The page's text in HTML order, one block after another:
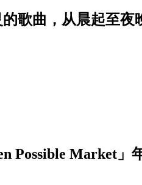
歌曲，从晨起至夜
Possible Market